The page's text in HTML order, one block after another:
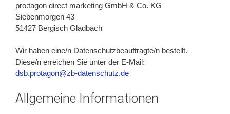
pro:tagon direct marketing GmbH & Co. KG
Siebenmorgen 43
51427 Bergisch Gladbach
Wir haben eine/n Datenschutzbeauftragte/n bestellt.
Diese/n erreichen Sie unter der E-Mail:
dsb.protagon@zb-datenschutz.de
Allgemeine Informationen